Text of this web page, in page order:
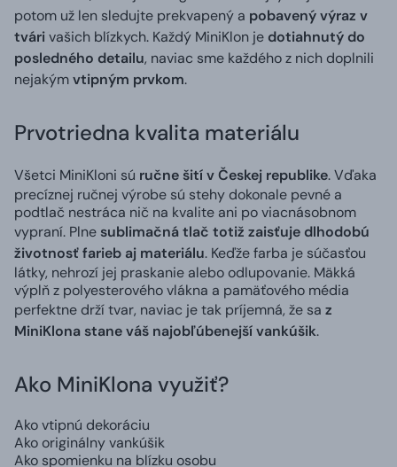
potom už len sledujte prekvapený a pobavený výraz v
tvárivašich blízkych. Každý MiniKlon je dotiahnutý do
posledného detailu, naviac sme každého z nich doplnili
nejakýmvtipným prvkom.
Prvotriedna kvalita materiálu
Všetci MiniKloni sú ručne šití v Českej republike. Vďaka
precíznej ručnej výrobe sú stehy dokonale pevné a
podtlač nestráca nič na kvalite ani po viacnásobnom
vypraní. Plne sublimačná tlač totiž zaisťuje dlhodobú
životnosť farieb aj materiálu. Keďže farba je súčasťou
látky, nehrozí jej praskanie alebo odlupovanie. Mäkká
výplň z polyesterového vlákna a pamäťového média
perfektne drží tvar, naviac je tak príjemná, že sa z
MiniKlona stane váš najobľúbenejší vankúšik.
Ako MiniKlona využiť?
Ako vtipnú dekoráciu
Ako originálny vankúšik
Ako spomienku na blízku osobu